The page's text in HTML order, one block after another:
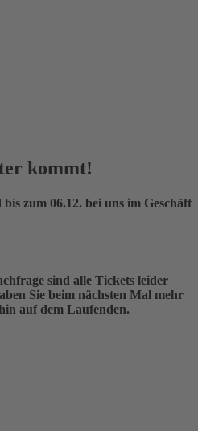
kommt!
zum 06.12. bei uns im Geschäft
sind alle Tickets leider
Sie beim nächsten Mal mehr
auf dem Laufenden.